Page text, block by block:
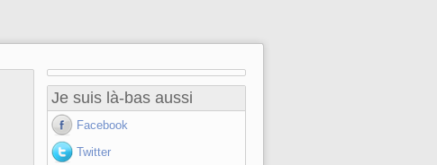
Je suis là-bas aussi
Facebook
Twitter